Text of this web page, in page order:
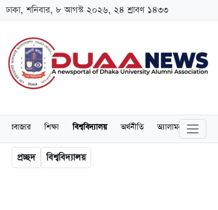
ঢাকা, শনিবার, ৮ আগস্ট ২০২৬, ২৪ শ্রাবণ ১৪৩৩
শিক্ষা বিশ্ববিদ্যালয় অর্থনীতি অ্যালামনাই
প্রচ্ছদ বিশ্ববিদ্যালয়